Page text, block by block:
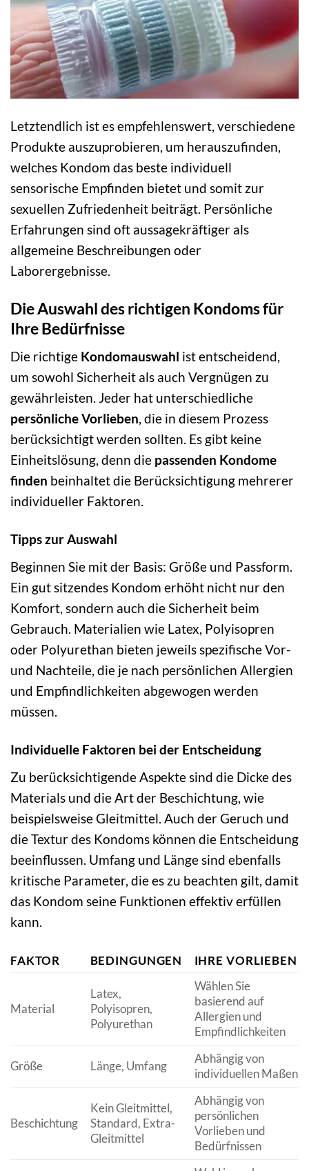
Letztendlich ist es empfehlenswert, verschiedene
Produkte auszuprobieren, um herauszufinden,
welches Kondom das beste individuell
sensorische Empfinden bietet und somit zur
sexuellen Zufriedenheit beiträgt. Persönliche
Erfahrungen sind oft aussagekräftiger als
allgemeine Beschreibungen oder
Laborergebnisse.
Die Auswahl des richtigen Kondoms für
Ihre Bedürfnisse
Die richtige Kondomauswahl ist entscheidend,
um sowohl Sicherheit als auch Vergnügen zu
gewährleisten. Jeder hat unterschiedliche
persönliche Vorlieben, die in diesem Prozess
berücksichtigt werden sollten. Es gibt keine
Einheitslösung, denn die passenden Kondome
finden beinhaltet die Berücksichtigung mehrerer
individueller Faktoren.
Tipps zur Auswahl
Beginnen Sie mit der Basis: Größe und Passform.
Ein gut sitzendes Kondom erhöht nicht nur den
Komfort, sondern auch die Sicherheit beim
Gebrauch. Materialien wie Latex, Polyisopren
oder Polyurethan bieten jeweils spezifische Vor-
und Nachteile, die je nach persönlichen Allergien
und Empfindlichkeiten abgewogen werden
müssen.
Individuelle Faktoren bei der Entscheidung
Zu berücksichtigende Aspekte sind die Dicke des
Materials und die Art der Beschichtung, wie
beispielsweise Gleitmittel. Auch der Geruch und
die Textur des Kondoms können die Entscheidung
beeinflussen. Umfang und Länge sind ebenfalls
kritische Parameter, die es zu beachten gilt, damit
das Kondom seine Funktionen effektiv erfüllen
kann.
FAKTOR BEDINGUNGEN IHRE VORLIEBEN
Material
Latex,
Polyisopren,
Polyurethan
Wählen Sie
basierend auf
Allergien und
Empfindlichkeiten
Größe Länge, Umfang
Abhängig von
individuellen Maßen
Beschichtung
Kein Gleitmittel,
Standard, Extra-
Gleitmittel
Abhängig von
persönlichen
Vorlieben und
Bedürfnissen